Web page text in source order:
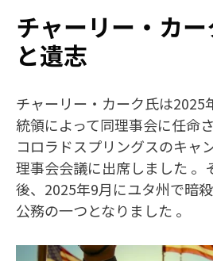
チャーリー・カ
と遺志
チャーリー・カーク氏は2025
統領によって同理事会に任命
コロラドスプリングスのキャ
理事会会議に出席しました 。
後、2025年9月にユタ州で暗
公務の一つとなりました 。